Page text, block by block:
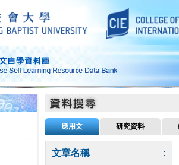
應用文 研究資料
文章名稱 :